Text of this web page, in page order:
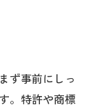
ず事前にしっ
。特許や商標